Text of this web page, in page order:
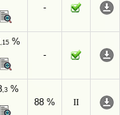
-
,15 %
-
,3%
88 %
II